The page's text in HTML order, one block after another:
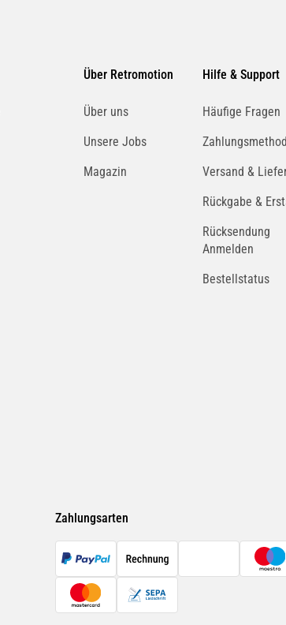
Über Retromotion
Über uns
Unsere Jobs
Magazin
Hilfe & Support
Häufige Fragen
Versand &
Rückgabe &
Rücksendung
Anmelden
Bestellstatus
Zahlungsarten